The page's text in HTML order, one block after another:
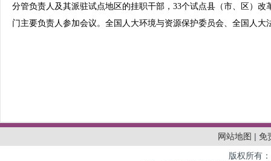
分管负责人及其派驻试点地区的挂职干部，33个试点县（市、区）
门主要负责人参加会议。全国人大环境与资源保护委员会、全国人
网站地图 | 免
版权所有